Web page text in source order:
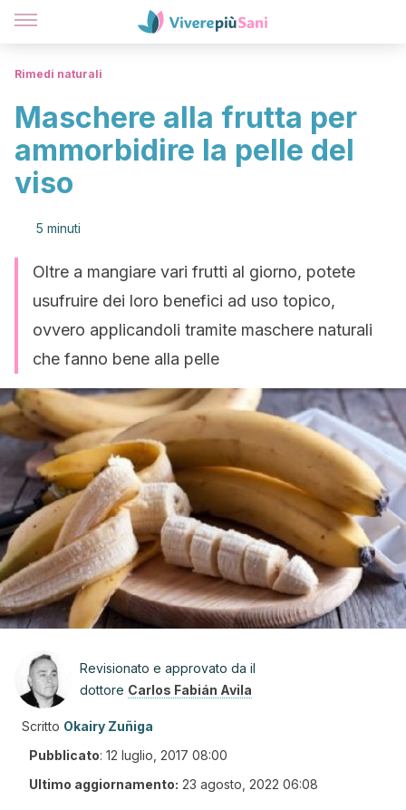
Rimedi naturali
Maschere alla frutta per
ammorbidire la pelle del
viso
5 minuti
Oltre a mangiare vari frutti al giorno, potete
usufruire dei loro benefici ad uso topico,
ovvero applicandoli tramite maschere naturali
che fanno bene alla pelle
Revisionato e approvato da il
dottore Carlos Fabián Avila
Scritto Okairy Zuñiga
Pubblicato: 12 luglio, 2017 08:00
Ultimo aggiornamento: 23 agosto, 2022 06:08